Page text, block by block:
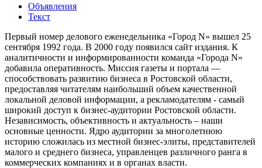
Объявления
Текст
Первый номер делового еженедельника «Город N» вышел 25
сентября 1992 года. В 2000 году появился сайт издания. К
аналитичности и информированности команда «Города N»
добавила оперативность. Миссия газеты и портала —
способствовать развитию бизнеса в Ростовской области,
предоставляя читателям наибольший объем качественной
локальной деловой информации, а рекламодателям - самый
широкий доступ к бизнес-аудитории Ростовской области.
Независимость, объективность и актуальность – наши
основные ценности. Ядро аудитории за многолетнюю
историю сложилась из местной бизнес-элиты, представителей
малого и среднего бизнеса, управленцев различного ранга в
коммерческих компаниях и в органах власти.